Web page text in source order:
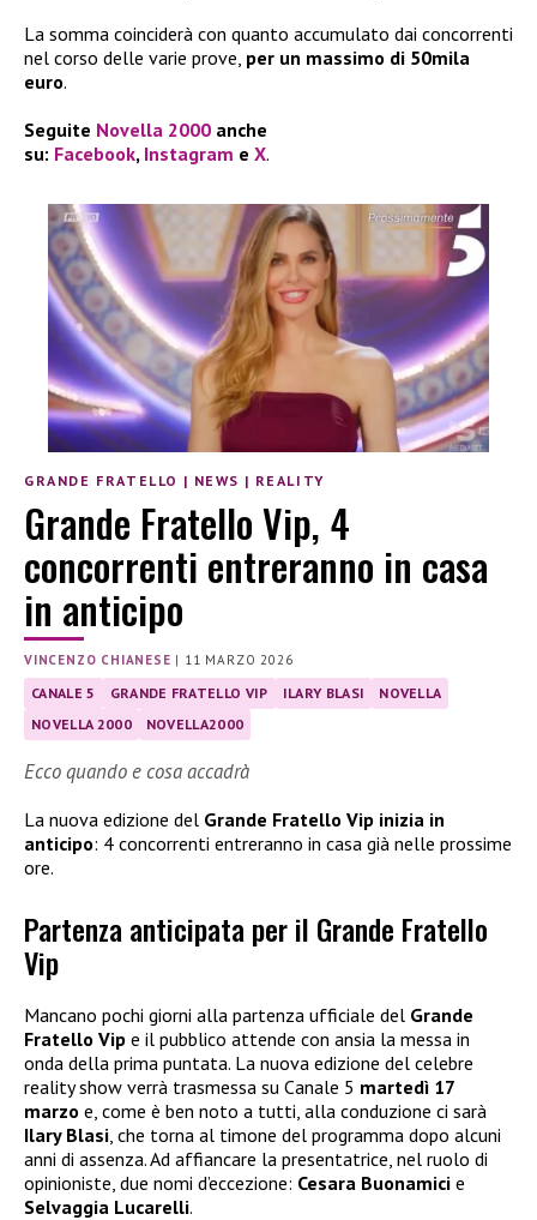
La somma coinciderà con quanto accumulato dai concorrenti
nel corso delle varie prove, per un massimo di 50mila
euro.
Seguite Novella 2000 anche
su: Facebook, Instagram e X.
GRANDE FRATELLO | NEWS | REALITY
Grande Fratello Vip, 4
concorrenti entreranno in casa
in anticipo
VINCENZO CHIANESE | 11 MARZO 2026
CANALE 5 GRANDE FRATELLO VIP ILARY BLASI
NOVELLA
NOVELLA 2000
NOVELLA2000
Ecco quando e cosa accadrà
La nuova edizione del Grande Fratello Vip inizia in
anticipo: 4 concorrenti entreranno in casa già nelle prossime
ore.
Partenza anticipata per il Grande Fratello
Vip
Mancano pochi giorni alla partenza ufficiale del Grande
Fratello Vip e il pubblico attende con ansia la messa in
onda della prima puntata. La nuova edizione del celebre
reality show verrà trasmessa su Canale 5 martedì 17
marzo e, come è ben noto a tutti, alla conduzione ci sarà
Ilary Blasi , che torna al timone del programma dopo alcuni
anni di assenza. Ad affiancare la presentatrice, nel ruolo di
opinioniste, due nomi d’eccezione: Cesara Buonamici e
Selvaggia Lucarelli.